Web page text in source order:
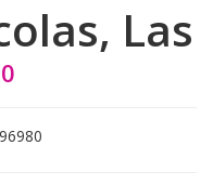
Las